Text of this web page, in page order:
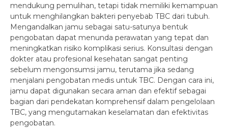
mendukung pemulihan, tetapi tidak memiliki kemampuan
untuk menghilangkan bakteri penyebab TBC dari tubuh.
Mengandalkan jamu sebagai satu-satunya bentuk
pengobatan dapat menunda perawatan yang tepat dan
meningkatkan risiko komplikasi serius. Konsultasi dengan
dokter atau profesional kesehatan sangat penting
sebelum mengonsumsi jamu, terutama jika sedang
menjalani pengobatan medis untuk TBC. Dengan cara ini,
jamu dapat digunakan secara aman dan efektif sebagai
bagian dari pendekatan komprehensif dalam pengelolaan
TBC, yang mengutamakan keselamatan dan efektivitas
pengobatan.